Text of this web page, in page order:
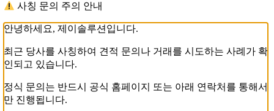
사칭 문의 주의 안내
안녕하세요, 제이솔루션입니다.
최근 당사를 사칭하여 견적 문의나 거래를 시도하는 사례가 확
인되고 있습니다.
정식 문의는 반드시 공식 홈페이지 또는 아래 연락처를 통해서
만 진행됩니다.